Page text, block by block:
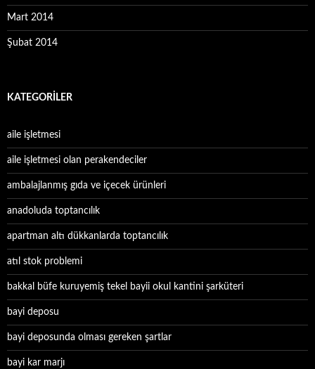
Mart 2014
Şubat 2014
KATEGORILER
aile işletmesi
aile işletmesi olan perakendeciler
ambalajlanmış gıda ve içecek ürünleri
anadoluda toptancılık
apartman altı dükkanlarda toptancılık
atıl stok problemi
bakkal büfe kuruyemiş tekel bayii okul kantini şarküteri
bayi deposu
bayi deposunda olması gereken şartlar
bayi kar marjı